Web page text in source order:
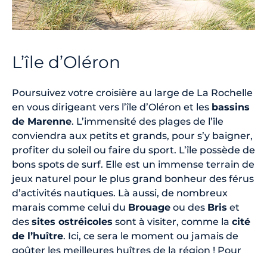
L’île d’Oléron
Poursuivez votre croisière au large de La Rochelle
en vous dirigeant vers l’île d’Oléron et les bassins
de Marenne. L’immensité des plages de l’île
conviendra aux petits et grands, pour s’y baigner,
profiter du soleil ou faire du sport. L’île possède de
bons spots de surf. Elle est un immense terrain de
jeux naturel pour le plus grand bonheur des férus
d’activités nautiques. Là aussi, de nombreux
marais comme celui du Brouage ou des Bris et
des sites ostréicoles sont à visiter, comme la cité
de l’huître. Ici, ce sera le moment ou jamais de
goûter les meilleures huîtres de la région ! Pour